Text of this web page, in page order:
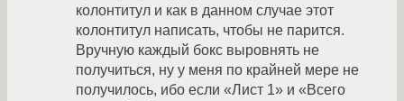
колонтитул и как в данном случае этот
колонтитул написать, чтобы не парится.
Вручную каждый бокс выровнять не
получиться, ну у меня по крайней мере не
получилось, ибо если «Лист 1» и «Всего